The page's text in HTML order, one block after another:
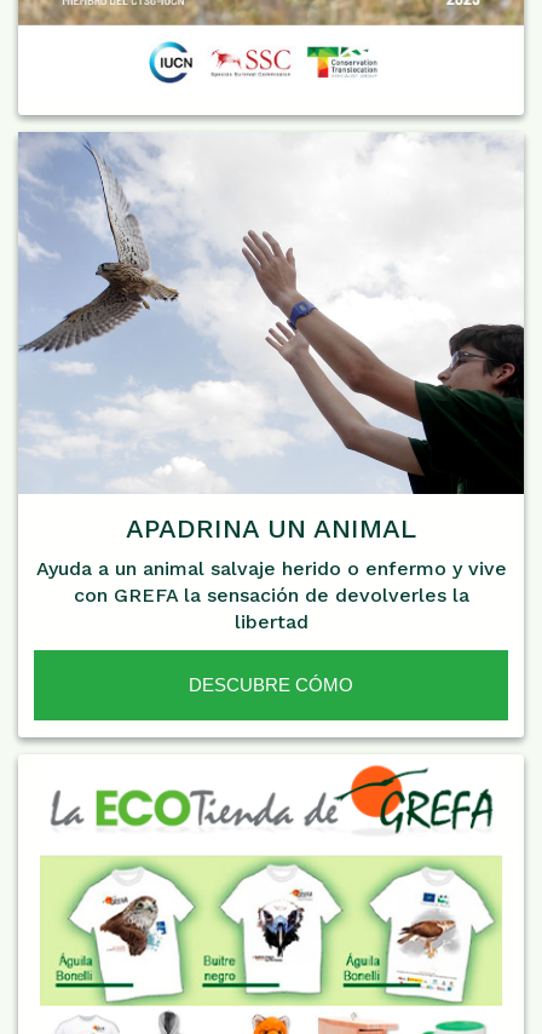
APADRINA UN ANIMAL
Ayuda a un animal salvaje herido o enfermo y vive
con GREFA la sensación de devolverles la
libertad
DESCUBRE CÓMO